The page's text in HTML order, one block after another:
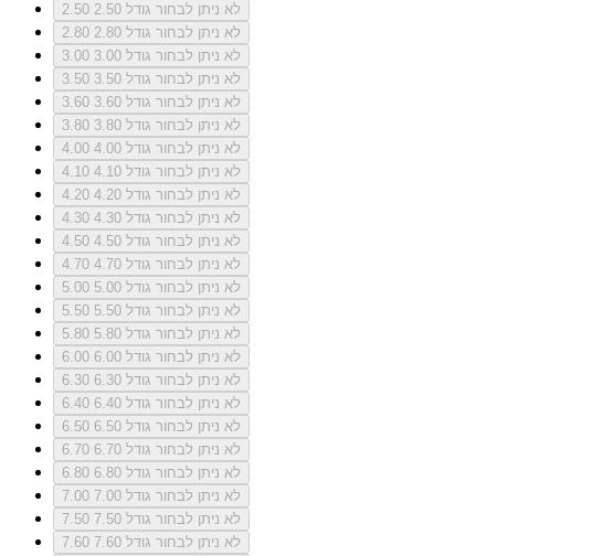
2.50
לא ניתן לבחור גודל 2.50
2.80
לא ניתן לבחור גודל 2.80
3.00
לא ניתן לבחור גודל 3.00
3.50
לא ניתן לבחור גודל 3.50
3.60
לא ניתן לבחור גודל 3.60
3.80
לא ניתן לבחור גודל 3.80
4.00
לא ניתן לבחור גודל 4.00
4.10
לא ניתן לבחור גודל 4.10
4.20
לא ניתן לבחור גודל 4.20
4.30
לא ניתן לבחור גודל 4.30
4.50
לא ניתן לבחור גודל 4.50
4.70
לא ניתן לבחור גודל 4.70
5.00
לא ניתן לבחור גודל 5.00
5.50
לא ניתן לבחור גודל 5.50
5.80
לא ניתן לבחור גודל 5.80
6.00
לא ניתן לבחור גודל 6.00
6.30
לא ניתן לבחור גודל 6.30
6.40
לא ניתן לבחור גודל 6.40
6.50
לא ניתן לבחור גודל 6.50
6.70
לא ניתן לבחור גודל 6.70
6.80
לא ניתן לבחור גודל 6.80
7.00
לא ניתן לבחור גודל 7.00
7.50
לא ניתן לבחור גודל 7.50
7.60
לא ניתן לבחור גודל 7.60